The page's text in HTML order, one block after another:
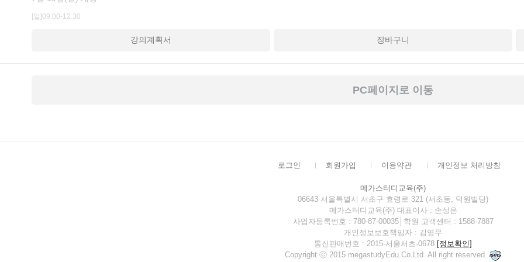
[일]09:00-12:30
강의계획서 장바구니
PC페이지로 이동
로그인 회원가입 이용약관 개인정보 처리방침
메가스터디교육(주)
06643 서울특별시 서초구 효령로 321 (서초동, 덕원빌딩)
메가스터디교육(주) 대표이사 : 손성은
사업자등록번호 : 780-87-00035│학원 고객센터 : 1588-7887
개인정보보호책임자 : 김영무
통신판매번호 : 2015-서울서초-0678 [정보확인]
Copyright ⓒ 2015 megastudyEdu.Co.Ltd. All right reserved.